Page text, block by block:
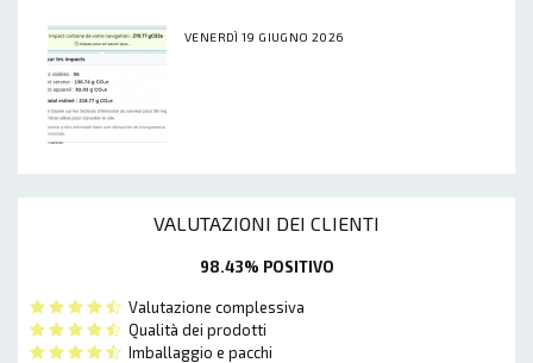
VENERDÌ 19 GIUGNO 2026
VALUTAZIONI DEI CLIENTI
98.43% POSITIVO
Valutazione complessiva
Qualità dei prodotti
Imballaggio e pacchi